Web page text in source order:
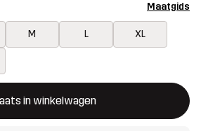
Maatgids
M L XL
in winkelwagen
modal met de bevestiging van een